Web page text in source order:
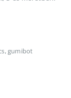
gumibot